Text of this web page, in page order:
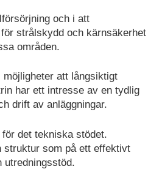
och i att
strålskydd och kärnsäkerhet
områden.
att långsiktigt
har ett intresse av en tydlig
drift av anläggningar.
det tekniska stödet.
struktur som på ett effektivt
utredningsstöd.